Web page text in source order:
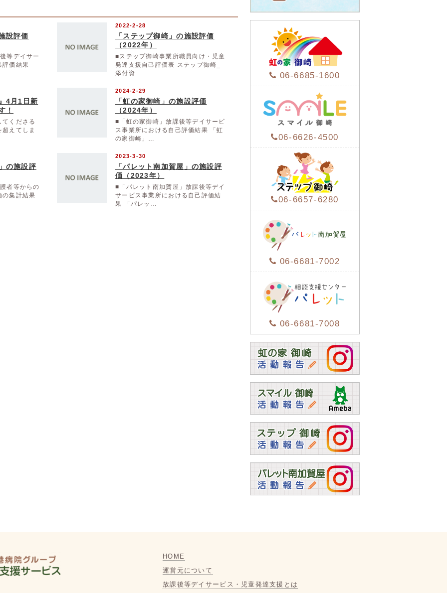
設評価
等デイサー
評価結果
2022-2-28
「ステップ御崎」の施設評価
（2022年）
■ステップ御崎事業所職員向け・児童
発達支援自己評価表 ステップ御崎‗
添付資…
4月1日新
！
くださる
えてしま
2024-2-29
「虹の家御崎」の施設評価
（2024年）
■「虹の家御崎」放課後等デイサービ
ス事業所における自己評価結果 「虹
の家御崎」…
の施設評
者等からの
の集計結果
2023-3-30
「パレット南加賀屋」の施設評
価（2023年）
■「パレット南加賀屋」放課後等デイ
サービス事業所における自己評価結
果 「パレッ…
06-6685-1600
06-6626-4500
06-6657-6280
06-6681-7002
06-6681-7008
HOME
運営元について
放課後等デイサービス・児童発達支援とは